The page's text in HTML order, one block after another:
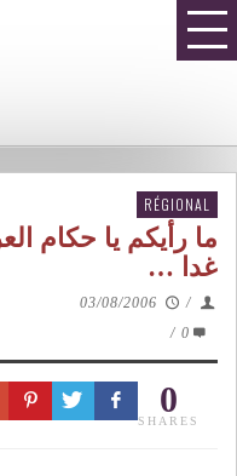
RÉGIONAL
ما رأيكم يا حكام
غدا …
/
03/08/2006
0
/
0
SHARES